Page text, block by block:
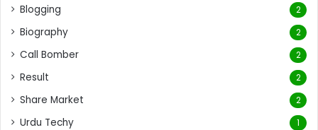
Blogging 2
Biography 2
Call Bomber 2
Result 2
Share Market 2
Urdu Techy 1